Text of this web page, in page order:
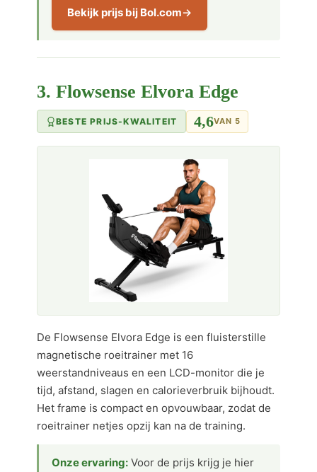
Bekijk prijs bij Bol.com
3. Flowsense Elvora Edge
BESTE PRIJS-KWALITEIT 4,6VAN 5
De Flowsense Elvora Edge is een fluisterstille
magnetische roeitrainer met 16
weerstandniveaus en een LCD-monitor die je
tijd, afstand, slagen en calorieverbruik bijhoudt.
Het frame is compact en opvouwbaar, zodat de
roeitrainer netjes opzij kan na de training.
Onze ervaring: Voor de prijs krijg je hier